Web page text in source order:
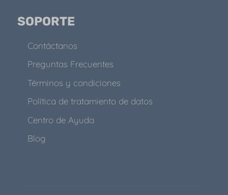
SOPORTE
Contáctanos
Preguntas Frecuentes
Términos y condiciones
Política de tratamiento de datos
Centro de Ayuda
Blog